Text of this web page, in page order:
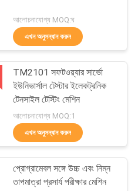
সিস্টেম
52
আলোচনাযোগ্য MOQ:ঘ
এখন অনুসন্ধান করুন
TM2101 সফটওয়্যার সার্ভো
ইউনিভার্সাল টেস্টার ইলেকট্রনিক
টেনসাইল টেস্টিং মেশিন
আলোচনাযোগ্য MOQ:1
এখন অনুসন্ধান করুন
প্রোগ্রামেবল সঙ্গে উচ্চ এবং নিম্ন
তাপমাত্রা প্রসার্য পরীক্ষার মেশিন